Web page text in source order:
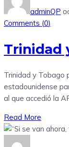
adminQP
Comments (0)
Trinidad
Trinidad y Tobago
estadounidense
al que accedió la
Read More